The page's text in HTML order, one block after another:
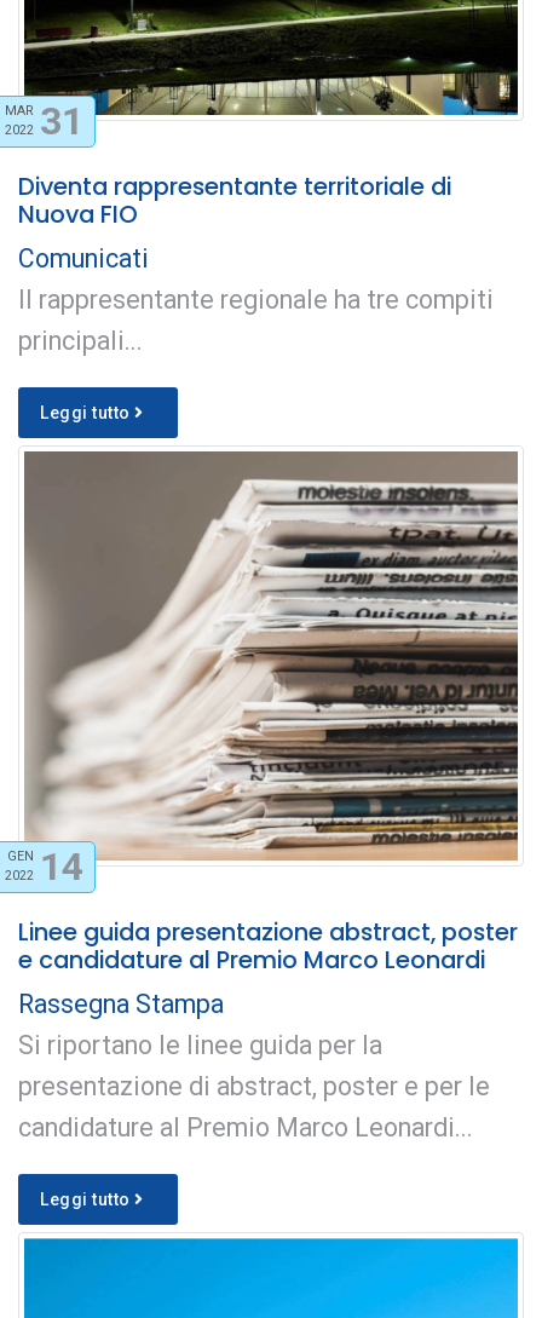
MAR
2022 31
Diventa rappresentante territoriale di
Nuova FIO
Comunicati
Il rappresentante regionale ha tre compiti
principali...
Leggi tutto
GEN
2022 14
Linee guida presentazione abstract, poster
e candidature al Premio Marco Leonardi
Rassegna Stampa
Si riportano le linee guida per la
presentazione di abstract, poster e per le
candidature al Premio Marco Leonardi...
Leggi tutto